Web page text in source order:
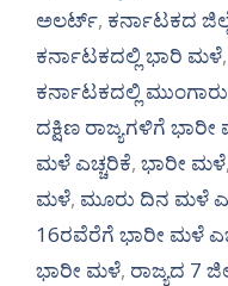
ಅಲರ್ಟ್‌, ಕರ್ನಾಟಕದ
ಕರ್ನಾಟಕದಲ್ಲಿ ಭಾರಿ ಮಳೆ,
ಕರ್ನಾಟಕದಲ್ಲಿ
ದಕ್ಷಿಣ ರಾಜ್ಯಗಳಿಗೆ
ಮಳೆ ಎಚ್ಚರಿಕೆ, ಭಾರೀ ಮಳೆ,
ಮಳೆ, ಮೂರು ದಿನ ಮಳೆ
16ರವೆರೆಗೆ ಭಾರೀ ಮಳೆ
ಭಾರೀ ಮಳೆ, ರಾಜ್ಯದ 7